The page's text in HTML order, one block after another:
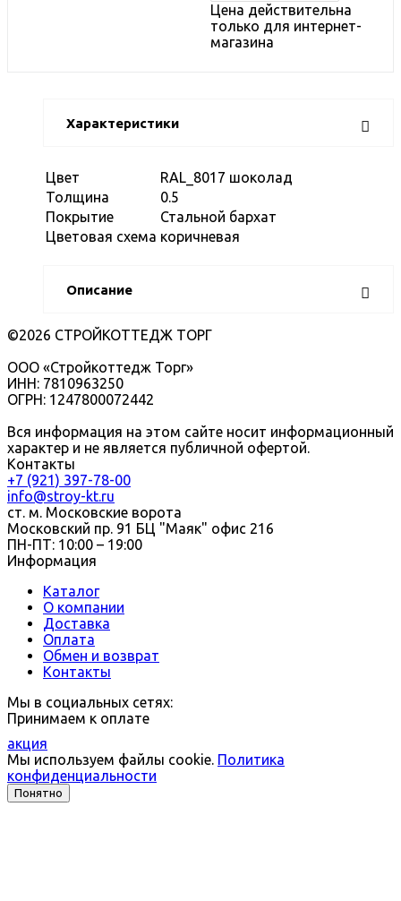
Цена действительна
только для интернет-
магазина
Характеристики
Цвет
RAL_8017 шоколад
Толщина
0.5
Покрытие
Стальной бархат
Цветовая схема коричневая
Описание
©2026 СТРОЙКОТТЕДЖ ТОРГ
ООО «Стройкоттедж Торг»
ИНН: 7810963250
ОГРН: 1247800072442
Вся информация на этом сайте носит информационный
характер и не является публичной офертой.
Контакты
+7 (921) 397-78-00
info@stroy-kt.ru
ст. м. Московские ворота
Московский пр. 91 БЦ "Маяк" офис 216
ПН-ПТ: 10:00 – 19:00
Информация
Каталог
О компании
Доставка
Оплата
Обмен и возврат
Контакты
Мы в социальных сетях:
Принимаем к оплате
акция
Мы используем файлы cookie. Политика
конфиденциальности
Понятно